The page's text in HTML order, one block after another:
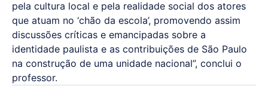
pela cultura local e pela realidade social dos atores
que atuam no ‘chão da escola’, promovendo assim
discussões críticas e emancipadas sobre a
identidade paulista e as contribuições de São Paulo
na construção de uma unidade nacional”, conclui o
professor.